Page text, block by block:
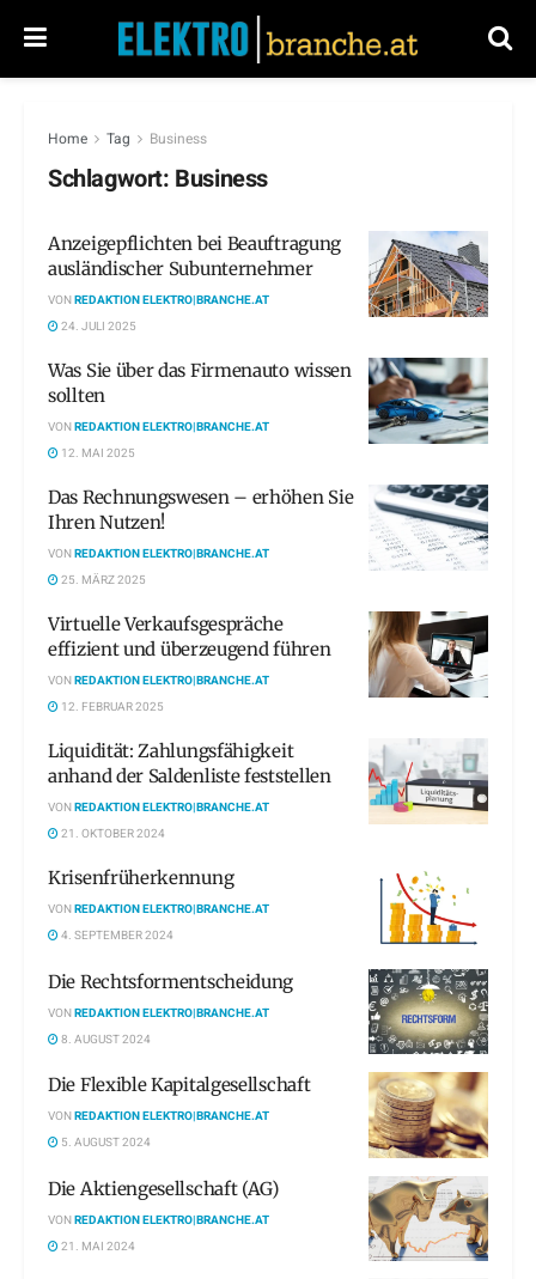
Home Tag Business
Schlagwort: Business
Anzeigepflichten bei Beauftragung
ausländischer Subunternehmer
VONREDAKTION ELEKTRO|BRANCHE.AT
24. JULI 2025
Was Sie über das Firmenauto wissen
sollten
VONREDAKTION ELEKTRO|BRANCHE.AT
12. MAI 2025
Das Rechnungswesen – erhöhen Sie
Ihren Nutzen!
VONREDAKTION ELEKTRO|BRANCHE.AT
25. MÄRZ 2025
Virtuelle Verkaufsgespräche
effizient und überzeugend führen
VONREDAKTION ELEKTRO|BRANCHE.AT
12. FEBRUAR 2025
Liquidität: Zahlungsfähigkeit
anhand der Saldenliste feststellen
VONREDAKTION ELEKTRO|BRANCHE.AT
21. OKTOBER 2024
Krisenfrüherkennung
VONREDAKTION ELEKTRO|BRANCHE.AT
4. SEPTEMBER 2024
Die Rechtsformentscheidung
VONREDAKTION ELEKTRO|BRANCHE.AT
8. AUGUST 2024
Die Flexible Kapitalgesellschaft
VONREDAKTION ELEKTRO|BRANCHE.AT
5. AUGUST 2024
Die Aktiengesellschaft (AG)
VONREDAKTION ELEKTRO|BRANCHE.AT
21. MAI 2024